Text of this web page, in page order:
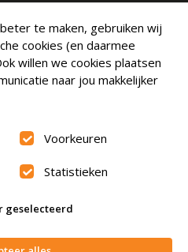
voorraad
Abonneer
Beoordeling9.6
|Algemene voorwaarden
te maken, gebruiken wij
cookies (en daarmee
willen we cookies plaatsen
naar jou makkelijker
Voorkeuren
Statistieken
geselecteerd